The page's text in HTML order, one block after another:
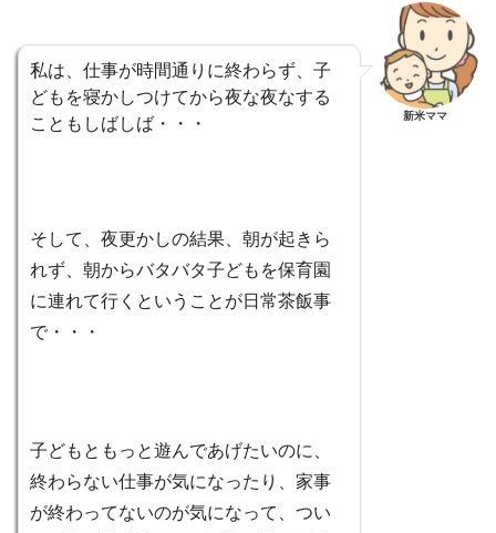
私は、仕事が時間通りに終わらず、子
どもを寝かしつけてから夜な夜なする
こともしばしば・・・
そして、夜更かしの結果、朝が起きら
れず、朝からバタバタ子どもを保育園
に連れて行くということが日常茶飯事
で・・・
子どもともっと遊んであげたいのに、
終わらない仕事が気になったり、家事
が終わってないのが気になって、つい
新米ママ